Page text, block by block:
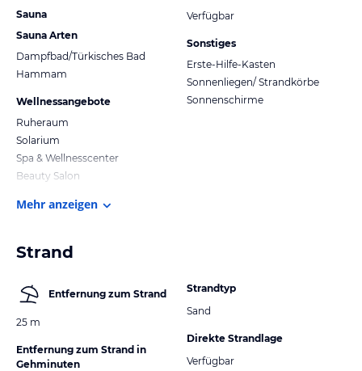
Sauna
Sauna Arten
Dampfbad/Türkisches Bad
Hammam
Wellnessangebote
Ruheraum
Solarium
Spa & Wellnesscenter
Beauty Salon
Verfügbar
Sonstiges
Erste-Hilfe-Kasten
Sonnenliegen/ Strandkörbe
Sonnenschirme
Mehr anzeigen
Strand
Entfernung zum Strand
25 m
Entfernung zum Strand in
Gehminuten
Strandtyp
Sand
Direkte Strandlage
Verfügbar